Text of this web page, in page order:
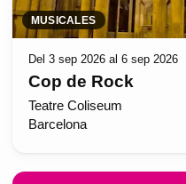
MUSICALES
Del 3 sep 2026 al 6 sep 2026
Cop de Rock
Teatre Coliseum
Barcelona